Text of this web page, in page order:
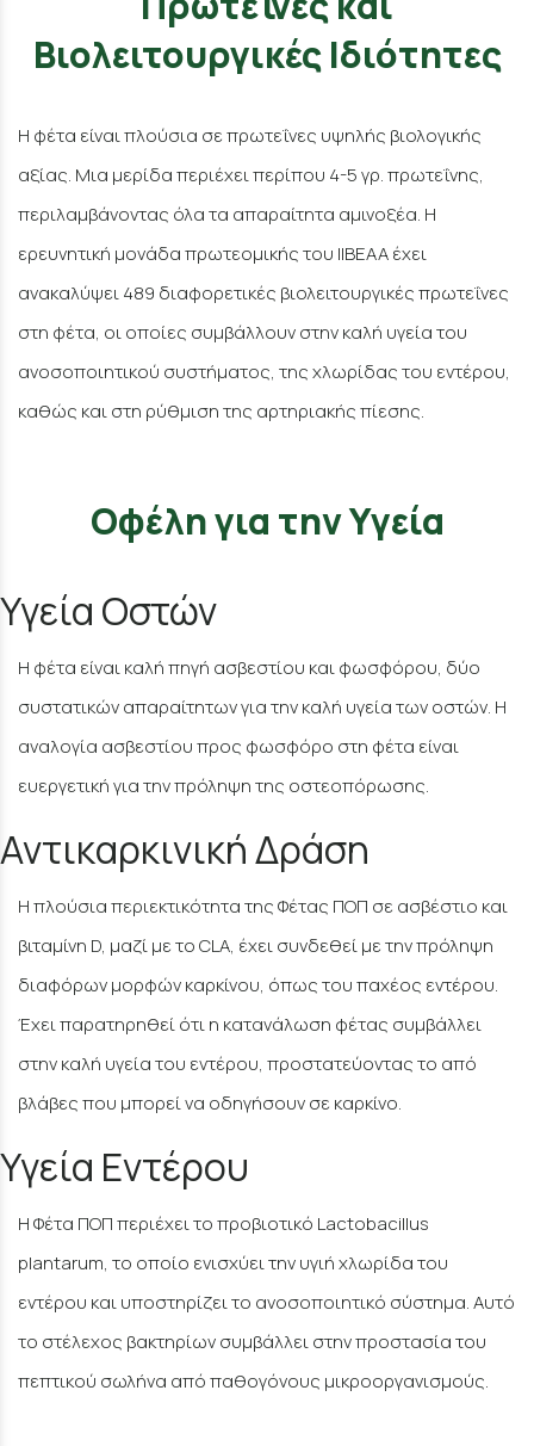
Βιολειτουργικές Ιδιότητες
Η φέτα είναι πλούσια σε πρωτεΐνες υψηλής βιολογικής
αξίας. Μια μερίδα περιέχει περίπου 4-5 γρ. πρωτεΐνης,
περιλαμβάνοντας όλα τα απαραίτητα αμινοξέα. Η
ερευνητική μονάδα πρωτεομικής του ΙΙΒΕΑΑ έχει
ανακαλύψει 489 διαφορετικές βιολειτουργικές πρωτεΐνες
στη φέτα, οι οποίες συμβάλλουν στην καλή υγεία του
ανοσοποιητικού συστήματος, της χλωρίδας του εντέρου,
καθώς και στη ρύθμιση της αρτηριακής πίεσης.
Οφέλη για την Υγεία
Υγεία Οστών
Η φέτα είναι καλή πηγή ασβεστίου και φωσφόρου, δύο
συστατικών απαραίτητων για την καλή υγεία των οστών. Η
αναλογία ασβεστίου προς φωσφόρο στη φέτα είναι
ευεργετική για την πρόληψη της οστεοπόρωσης.
Αντικαρκινική Δράση
Η πλούσια περιεκτικότητα της Φέτας ΠΟΠ σε ασβέστιο και
βιταμίνη D, μαζί με το CLA, έχει συνδεθεί με την πρόληψη
διαφόρων μορφών καρκίνου, όπως του παχέος εντέρου.
Έχει παρατηρηθεί ότι η κατανάλωση φέτας συμβάλλει
στην καλή υγεία του εντέρου, προστατεύοντας το από
βλάβες που μπορεί να οδηγήσουν σε καρκίνο.
Υγεία Εντέρου
Η Φέτα ΠΟΠ περιέχει το προβιοτικό Lactobacillus
plantarum, το οποίο ενισχύει την υγιή χλωρίδα του
εντέρου και υποστηρίζει το ανοσοποιητικό σύστημα. Αυτό
το στέλεχος βακτηρίων συμβάλλει στην προστασία του
πεπτικού σωλήνα από παθογόνους μικροοργανισμούς.